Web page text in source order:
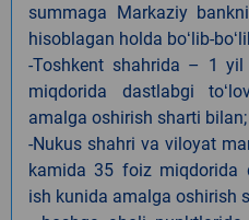
summaga Markaziy
hisoblagan holda boʻlib-
-Toshkent shahrida – 1
miqdorida dastlabgi
amalga oshirish sharti bilan;
-Nukus shahri va viloyat
kamida 35 foiz miqdorida
ish kunida amalga oshirish